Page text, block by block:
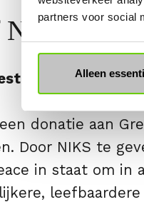
partners voor social
Alleen
NIKS
gevraagde
donatie aan
Door NIKS te
in staat om in